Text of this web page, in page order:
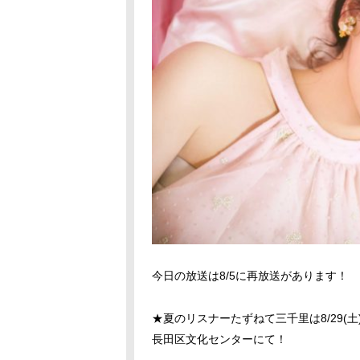
今日の放送は8/5に再放送があります！
★夏のリスナーたずねて三千里は8/29(
長田区文化センターにて！